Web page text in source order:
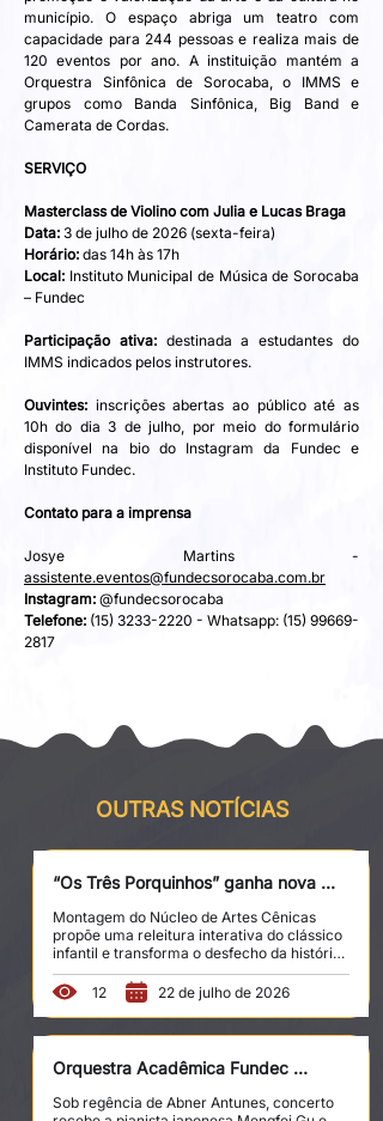
município. O espaço abriga um teatro com
capacidade para 244 pessoas e realiza mais de
120 eventos por ano. A instituição mantém a
Orquestra Sinfônica de Sorocaba, o IMMS e
grupos como Banda Sinfônica, Big Band e
Camerata de Cordas.
SERVIÇO
Masterclass de Violino com Julia e Lucas Braga
Data: 3 de julho de 2026 (sexta-feira)
Horário: das 14h às 17h
Local: Instituto Municipal de Música de Sorocaba
– Fundec
Participação ativa: destinada a estudantes do
IMMS indicados pelos instrutores.
Ouvintes: inscrições abertas ao público até as
10h do dia 3 de julho, por meio do formulário
disponível na bio do Instagram da Fundec e
Instituto Fundec.
Contato para a imprensa
assistente.eventos@fundecsorocaba.com.br
Instagram: @fundecsorocaba
Telefone: (15) 3233-2220 - Whatsapp: (15) 99669-
2817
OUTRAS NOTÍCIAS
“Os Três Porquinhos” ganha nova
apresentação no Teatro da Fundec
Montagem do Núcleo de Artes Cênicas
propõe uma releitura interativa do clássico
infantil e transforma o desfecho da história
em um tribunal cênico. O clássico infantil
“Os Três Porquinhos” volta ao palco do
Teatro da Fundec, em Sorocaba, no dia 29
Núcleo de Artes Cênicas (NAC). Com
coordenação e direção de Mario Persico, a
montagem preserva a estrutura conhecida
da fábula, mas amplia sua narrativa ao
12 22 de julho de 2026
Orquestra Acadêmica Fundec
apresenta Grieg em concerto com
Sob regência de Abner Antunes, concerto